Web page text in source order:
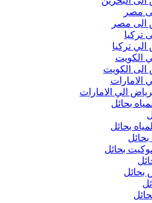
مصر
مصر
تركيا
الكويت
الكويت
الي الامارات
بحائل
بحائل
بحائل
بحائل